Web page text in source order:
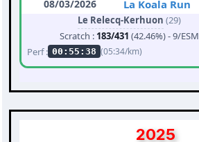
08/03/2026 La Koala Run
Le Relecq-Kerhuon (29)
Scratch : 183/431 (42.46%) - 9/ESM
Perf : 00:55:38 (05:34/km)
2025